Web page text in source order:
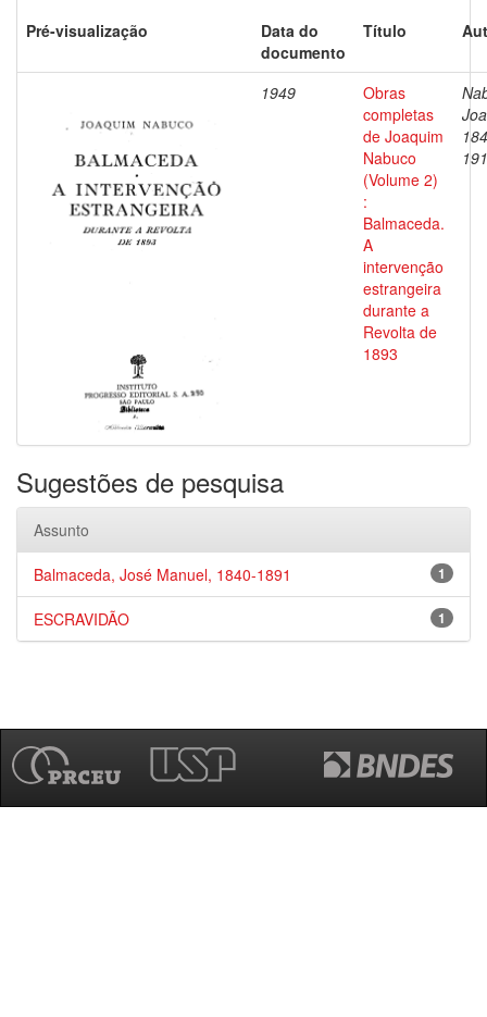
Pré-visualização
Data do
documento
Título
1949
Obras
completas
de Joaquim
Nabuco
(Volume 2)
:
Balmaceda.
A
intervenção
estrangeira
durante a
Revolta de
1893
Sugestões de pesquisa
Assunto
1
Balmaceda, José Manuel, 1840-1891
1
ESCRAVIDÃO